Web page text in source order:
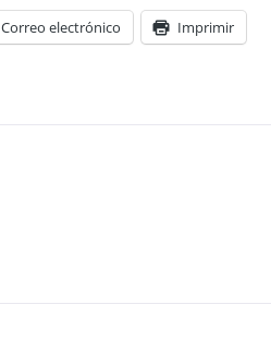
Correo electrónico Imprimir